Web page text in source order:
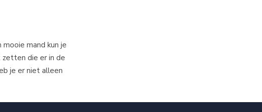
mand kun je
zetten die er in de
je er niet alleen